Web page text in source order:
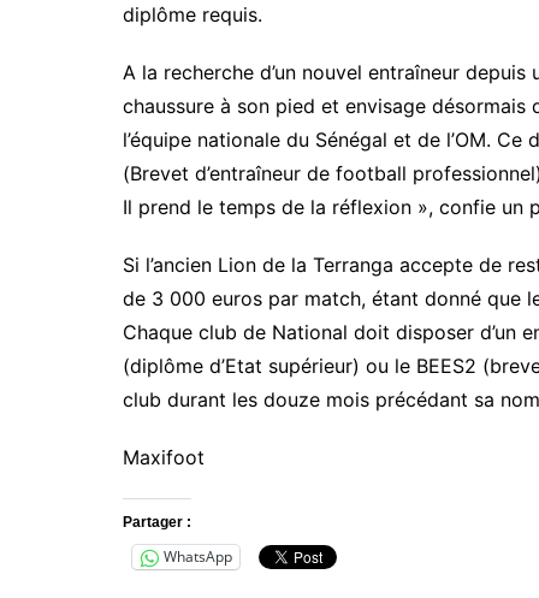
diplôme requis.
A la recherche d’un nouvel entraîneur
chaussure à son pied et envisage désormais
l’équipe nationale du Sénégal et de l’OM.
(Brevet d’entraîneur de football
Il prend le temps de la réflexion », confie un
Si l’ancien Lion de la Terranga accepte de
de 3 000 euros par match, étant donné que
Chaque club de National doit disposer d’un
(diplôme d’Etat supérieur) ou le BEES2
club durant les douze mois précédant sa
Maxifoot
Partager :
WhatsApp